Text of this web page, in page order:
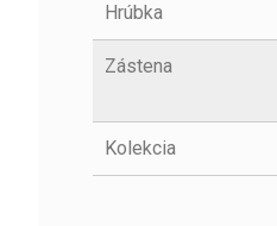
Hrúbka
Zástena
Kolekcia